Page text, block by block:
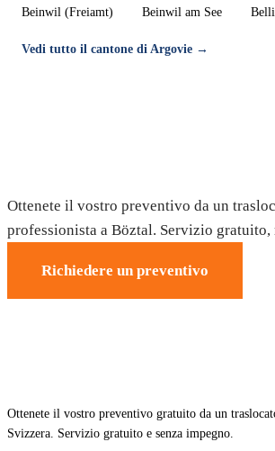
Beinwil (Freiamt) Beinwil am See
Vedi tutto il cantone di Argovie →
Ottenete il vostro preventivo da un
professionista a Böztal. Servizio gratuito,
Richiedere un preventivo
Ottenete il vostro preventivo gratuito da un
Svizzera. Servizio gratuito e senza impegno.